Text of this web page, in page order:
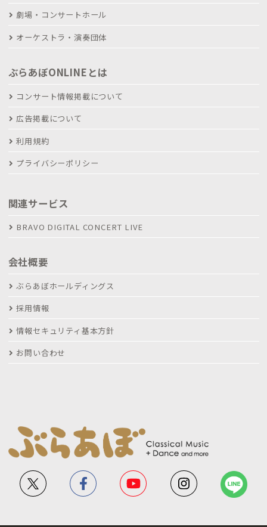
劇場・コンサートホール
オーケストラ・演奏団体
ぶらあぼONLINEとは
コンサート情報掲載について
広告掲載について
利用規約
プライバシーポリシー
関連サービス
BRAVO DIGITAL CONCERT LIVE
会社概要
ぶらあぼホールディングス
採用情報
情報セキュリティ基本方針
お問い合わせ